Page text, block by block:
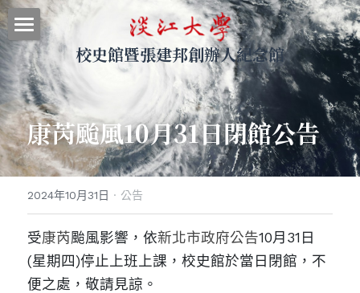
校史館暨張建邦創辦人紀念館
最新消息
關於本館
參觀導覽
展示資料
網站地圖
｜回首頁
｜圖書館
康芮颱風10月31日閉館公告
2024年10月31日 · 公告
受康芮颱風影響，依新北市政府公告10月31日
(星期四)停止上班上課，校史館於當日閉館，不
便之處，敬請見諒。